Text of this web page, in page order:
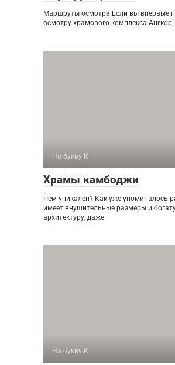
Маршруты осмотра Если вы впервые
осмотру храмового комплекса Ангкор,
На букву К
Храмы камбоджи
Чем уникален? Как уже упоминалось
имеет внушительные размеры и
архитектуру, даже
На букву К